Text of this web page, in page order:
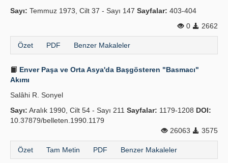
Sayı: Temmuz 1973, Cilt 37 - Sayı 147 Sayfalar: 403-404
0
2662
Özet PDF Benzer Makaleler
Enver Paşa ve Orta Asya'da Başgösteren "Basmacı"
Akımı
Salâhi R. Sonyel
Sayı: Aralık 1990, Cilt 54 - Sayı 211 Sayfalar: 1179-1208 DOI:
10.37879/belleten.1990.1179
26063
3575
Özet Tam Metin PDF Benzer Makaleler